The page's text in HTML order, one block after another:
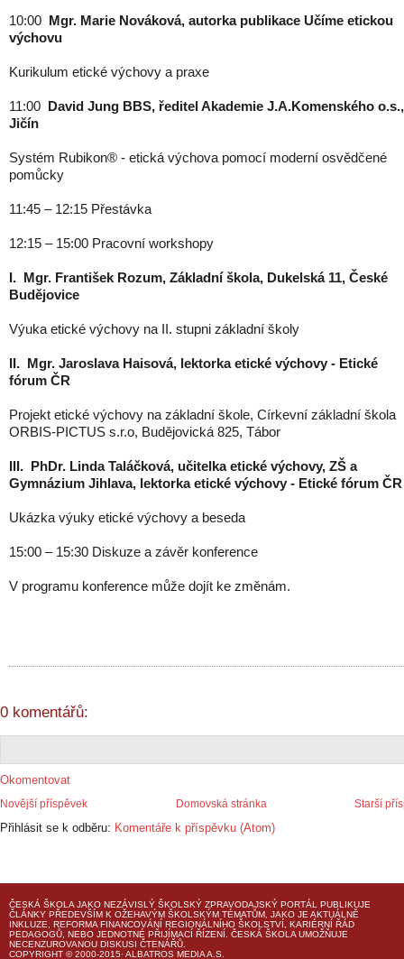
10:00 Mgr. Marie Nováková, autorka publikace Učíme etickou
výchovu
Kurikulum etické výchovy a praxe
11:00 David Jung BBS, ředitel Akademie J.A.Komenského o.s.,
Jičín
Systém Rubikon® - etická výchova pomocí moderní osvědčené
pomůcky
11:45 – 12:15 Přestávka
12:15 – 15:00 Pracovní workshopy
I. Mgr. František Rozum, Základní škola, Dukelská 11, České
Budějovice
Výuka etické výchovy na II. stupni základní školy
II. Mgr. Jaroslava Haisová, lektorka etické výchovy - Etické
fórum ČR
Projekt etické výchovy na základní škole, Církevní základní škola
ORBIS-PICTUS s.r.o, Budějovická 825, Tábor
III. PhDr. Linda Taláčková, učitelka etické výchovy, ZŠ a
Gymnázium Jihlava, lektorka etické výchovy - Etické fórum ČR
Ukázka výuky etické výchovy a beseda
15:00 – 15:30 Diskuze a závěr konference
V programu konference může dojít ke změnám.
0 komentářů:
Okomentovat
Novější příspěvek Starší
Domovská stránka
Přihlásit se k odběru: Komentáře k příspěvku (Atom)
ČESKÁ ŠKOLA JAKO NEZÁVISLÝ ŠKOLSKÝ ZPRAVODAJSKÝ PORTÁL PUBLIKUJE
ČLÁNKY PŘEDEVŠÍM K OŽEHAVÝM ŠKOLSKÝM TÉMATŮM, JAKO JE AKTUÁLNĚ
INKLUZE, REFORMA FINANCOVÁNÍ REGIONÁLNÍHO ŠKOLSTVÍ, KARIÉRNÍ ŘÁD
PEDAGOGŮ, NEBO JEDNOTNÉ PŘIJÍMACÍ ŘÍZENÍ. ČESKÁ ŠKOLA UMOŽŇUJE
NECENZUROVANOU DISKUSI ČTENÁŘŮ.
COPYRIGHT © 2000-2015· ALBATROS MEDIA A.S.